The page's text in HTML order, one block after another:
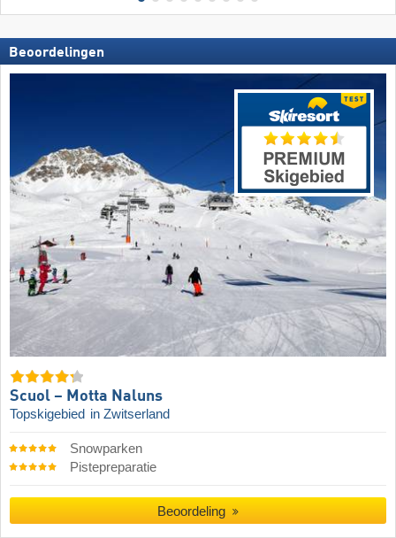
Beoordelingen
Scuol – Motta Naluns
Topskigebied in Zwitserland
Snowparken
Pistepreparatie
Beoordeling